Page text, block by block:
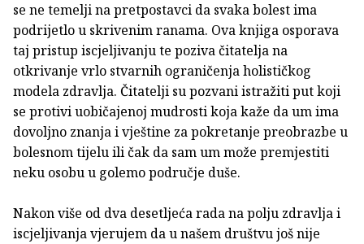
se ne temelji na pretpostavci da svaka bolest ima
podrijetlo u skrivenim ranama. Ova knjiga osporava
taj pristup iscjeljivanju te poziva čitatelja na
otkrivanje vrlo stvarnih ograničenja holističkog
modela zdravlja. Čitatelji su pozvani istražiti put koji
se protivi uobičajenoj mudrosti koja kaže da um ima
dovoljno znanja i vještine za pokretanje preobrazbe u
bolesnom tijelu ili čak da sam um može premjestiti
neku osobu u golemo područje duše.
Nakon više od dva desetljeća rada na polju zdravlja i
iscjeljivanja vjerujem da u našem društvu još nije